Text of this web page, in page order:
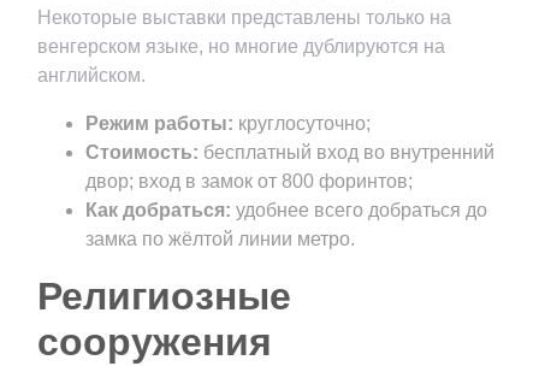
Некоторые выставки представлены только на
венгерском языке, но многие дублируются на
английском.
Режим работы: круглосуточно;
Стоимость: бесплатный вход во внутренний
двор; вход в замок от 800 форинтов;
Как добраться: удобнее всего добраться до
замка по жёлтой линии метро.
Религиозные
сооружения